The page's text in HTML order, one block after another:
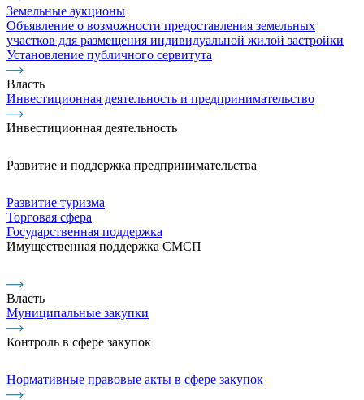
Земельные аукционы
Объявление о возможности предоставления земельных
участков для размещения индивидуальной жилой застройки
Установление публичного сервитута
Власть
Инвестиционная деятельность и предпринимательство
Инвестиционная деятельность
Развитие и поддержка предпринимательства
Развитие туризма
Торговая сфера
Государственная поддержка
Имущественная поддержка СМСП
Власть
Муниципальные закупки
Контроль в сфере закупок
Нормативные правовые акты в сфере закупок